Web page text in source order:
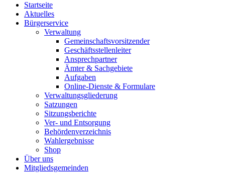
Startseite
Aktuelles
Bürgerservice
Verwaltung
Gemeinschaftsvorsitzender
Geschäftsstellenleiter
Ansprechpartner
Ämter & Sachgebiete
Aufgaben
Online-Dienste & Formulare
Verwaltungsgliederung
Satzungen
Sitzungsberichte
Ver- und Entsorgung
Behördenverzeichnis
Wahlergebnisse
Shop
Über uns
Mitgliedsgemeinden